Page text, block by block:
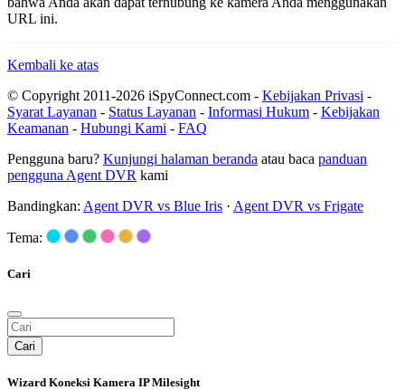
URL ini.
Kembali ke atas
© Copyright 2011-2026 iSpyConnect.com - Kebijakan Privasi -
Syarat Layanan - Status Layanan - Informasi Hukum - Kebijakan
Keamanan - Hubungi Kami - FAQ
Pengguna baru? Kunjungi halaman beranda atau baca panduan
pengguna Agent DVR kami
Bandingkan: Agent DVR vs Blue Iris · Agent DVR vs Frigate
Tema:
Cari
Cari
Wizard Koneksi Kamera IP Milesight